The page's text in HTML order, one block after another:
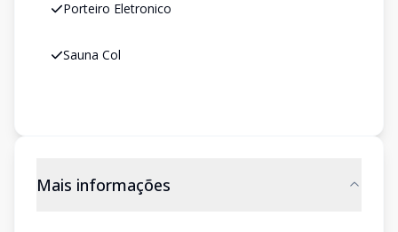
Porteiro Eletronico
Sauna Col
Mais informações